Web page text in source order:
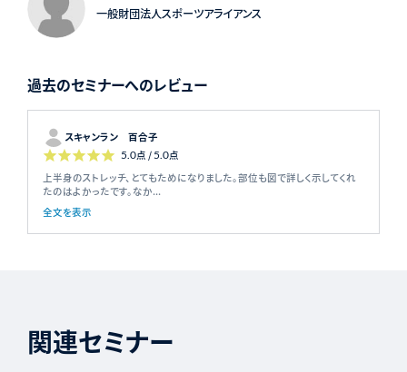
一般財団法人スポーツアライアンス
過去のセミナーへのレビュー
スキャンラン 百合子
5.0点 /5.0点
上半身のストレッチ、とてもためになりました。部位も図で詳しく示してくれ
たのはよかったです。なか...
全文を表示
関連セミナー